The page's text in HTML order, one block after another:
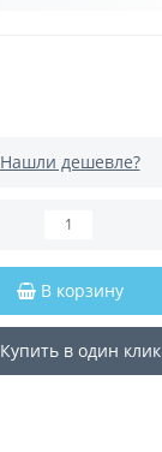
Нашли дешевле?
В корзину
Купить в один клик